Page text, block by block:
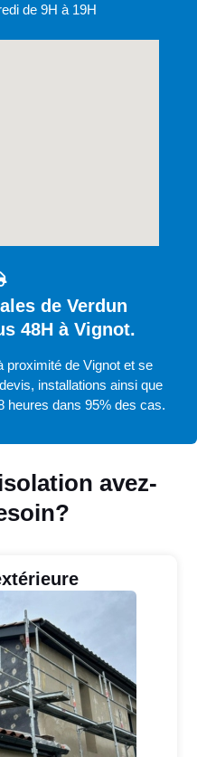
avez-
de 9H à 19H
de Verdun
48H à Vignot.
proximité de Vignot et se
installations ainsi que
heures dans 95% des cas.